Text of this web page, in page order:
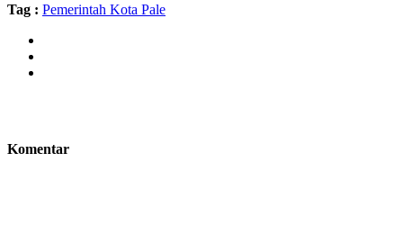
Tag : Pemerintah Kota Pale
Komentar